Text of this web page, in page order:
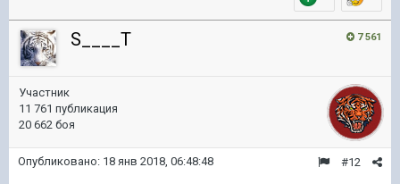
7 561
S____T
Участник
11 761 публикация
20 662 боя
#12
Опубликовано: 18 янв 2018, 06:48:48